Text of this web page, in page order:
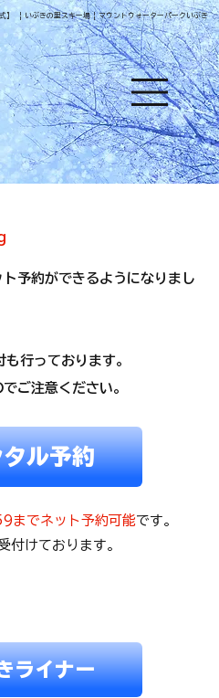
】 | いぶきの里スキー場 | マウントウォーターパークいぶき
予約ができるようになりまし
行っております。
ご注意ください。
ル予約
までネット予約可能です。
付けております。
ライナー